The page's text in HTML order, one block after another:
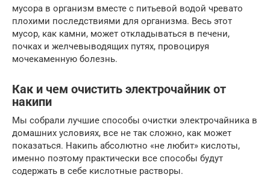
мусора в организм вместе с питьевой водой чревато
плохими последствиями для организма. Весь этот
мусор, как камни, может откладываться в печени,
почках и желчевыводящих путях, провоцируя
мочекаменную болезнь.
Как и чем очистить электрочайник от
накипи
Мы собрали лучшие способы очистки электрочайника в
домашних условиях, все не так сложно, как может
показаться. Накипь абсолютно «не любит» кислоты,
именно поэтому практически все способы будут
содержать в себе кислотные растворы.